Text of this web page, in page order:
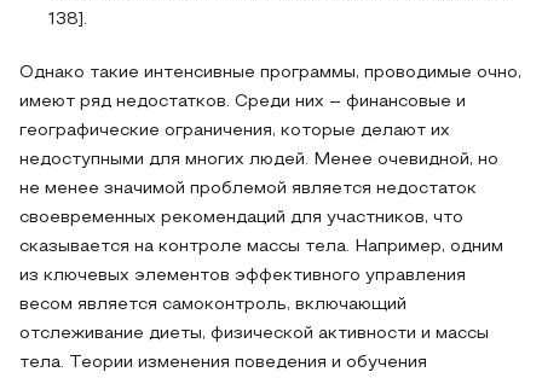
138].
Однако такие интенсивные программы, проводимые очно,
имеют ряд недостатков. Среди них – финансовые и
географические ограничения, которые делают их
недоступными для многих людей. Менее очевидной, но
не менее значимой проблемой является недостаток
своевременных рекомендаций для участников, что
сказывается на контроле массы тела. Например, одним
из ключевых элементов эффективного управления
весом является самоконтроль, включающий
отслеживание диеты, физической активности и массы
тела. Теории изменения поведения и обучения